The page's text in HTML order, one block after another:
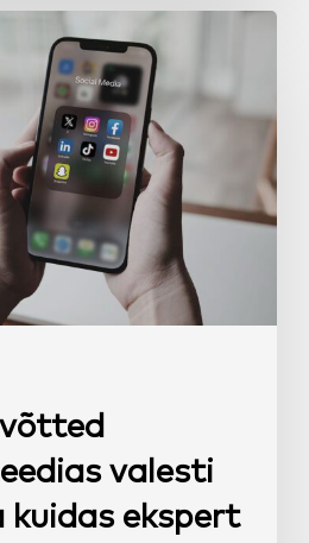
valesti
kuidas ekspert